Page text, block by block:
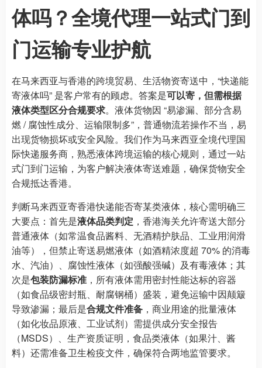
体吗？全境代理一站式门到
门运输专业护航
在马来西亚与香港的跨境贸易、生活物资寄送中，“快递能
寄液体吗” 是客户常有的顾虑。答案是可以寄，但需根据
液体类型区分合规要求。液体货物因 “易渗漏、部分含易
燃 / 腐蚀性成分、运输限制多”，普通物流若操作不当，易
出现货物损坏或安全风险。我们作为马来西亚全境代理国
际快递服务商，熟悉液体跨境运输的核心规则，通过一站
式门到门运输，为客户解决液体寄送难题，确保货物安全
合规抵达香港。
判断马来西亚寄香港快递能否寄某类液体，核心需明确三
大要点：首先是液体品类判定 ，香港海关允许寄送大部分
普通液体（如常温食品酱料、无酒精护肤品、工业用润滑
油等），但禁止寄送易燃液体（如酒精浓度超 70% 的消毒
水、汽油）、腐蚀性液体（如强酸强碱）及有毒液体；其
次是包装防漏标准 ，所有液体需用密封性能达标的容器
（如食品级密封瓶、耐腐钢桶）盛装，避免运输中因颠簸
导致渗漏；最后是合规文件准备 ，商业用途的批量液体
（如化妆品原液、工业试剂）需提供成分安全报告
（MSDS）、生产资质证明，食品类液体（如果汁、酱
料）还需准备卫生检疫文件，确保符合两地监管要求。